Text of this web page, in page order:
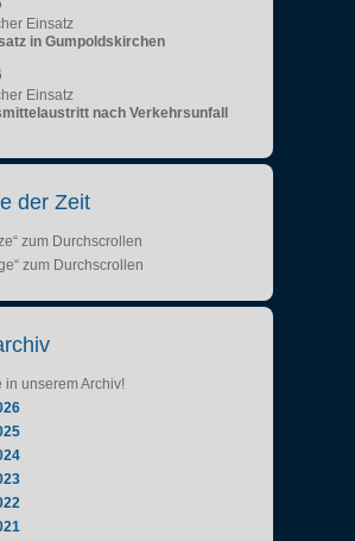
Einsatz
in Gumpoldskirchen
Einsatz
nach Verkehrsunfall
der Zeit
zum Durchscrollen
zum Durchscrollen
in unserem Archiv!